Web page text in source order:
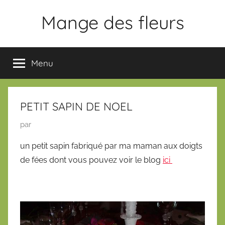
Mange des fleurs
Menu
PETIT SAPIN DE NOEL
P
b
l
l
par
un petit sapin fabriqué par ma maman aux doigts
de fées dont vous pouvez voir le blog ici